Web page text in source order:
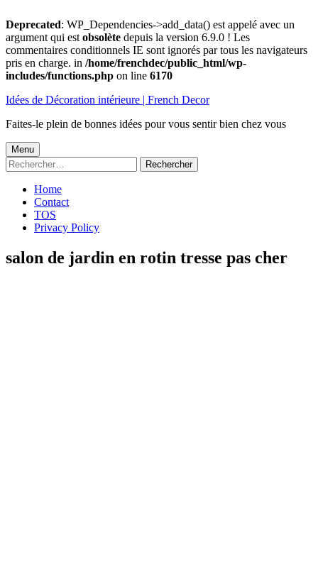
Deprecated: WP_Dependencies->add_data() est appelé avec un
argument qui est obsolète depuis la version 6.9.0 ! Les
commentaires conditionnels IE sont ignorés par tous les navigateurs
pris en charge. in /home/frenchdec/public_html/wp-
includes/functions.php on line 6170
au
Idées de Décoration intérieure | French Decor
Faites-le plein de bonnes idées pour vous sentir bien chez vous
Menu
principal
Menu
Rechercher :
Home
Contact
TOS
Privacy Policy
salon de jardin en rotin tresse pas cher